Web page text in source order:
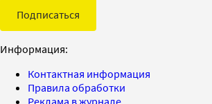
Подписаться
Информация:
Контактная информация
Правила обработки
Реклама в журнале